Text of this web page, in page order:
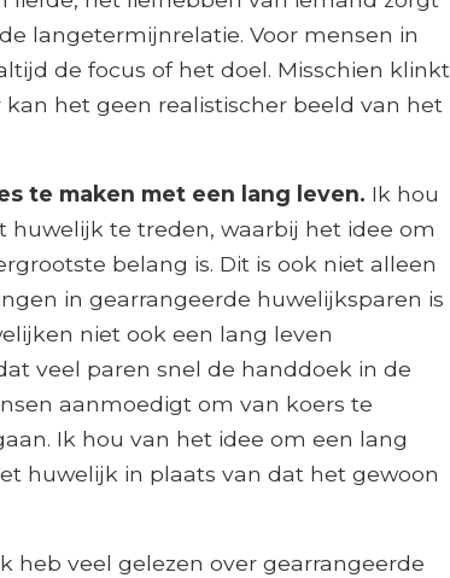
langetermijnrelatie. Voor mensen in
de focus of het doel. Misschien klinkt
het geen realistischer beeld van het
te maken met een lang leven. Ik hou
te treden, waarbij het idee om
belang is. Dit is ook niet alleen
in gearrangeerde huwelijksparen is
niet ook een lang leven
veel paren snel de handdoek in de
aanmoedigt om van koers te
Ik hou van het idee om een ​​lang
huwelijk in plaats van dat het gewoon
heb veel gelezen over gearrangeerde